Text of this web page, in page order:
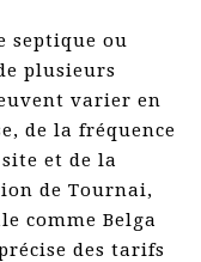
septique ou
plusieurs
varier en
de la fréquence
et de la
de Tournai,
comme Belga
des tarifs